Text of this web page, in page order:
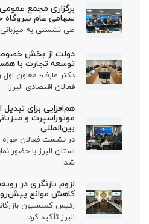
برگزاری مجمع
سهامی عام
طی نشستی به میزبانی
دولت از بخش
توسعه تجارت با
دکتر عارف؛ معاون
فعالان اقتصادی البرز:
هم‌افزایی برای
موتوراسپرت و
بین‌المللی
در نشست فعالان حوزه
استان البرز با
شد:
لزوم بازنگری در
کاهش موانع
رئیس کمیسیون
البرز تأکید کرد؛